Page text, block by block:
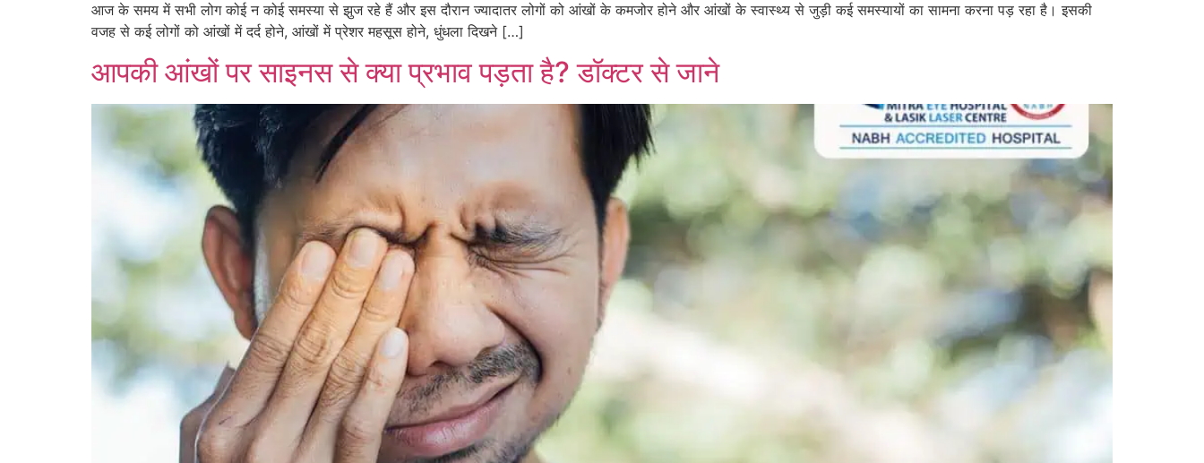
आज के समय में सभी लोग कोई न कोई समस्या से झुज रहे हैं और इस दौरान ज्यादातर लोगों को आंखों के कमजोर होने और आंखों के स्वास्थ्य से जुड़ी कई समस्यायों का सामना करना पड़ रहा है। इसकी
वजह से कई लोगों को आंखों में दर्द होने, आंखों में प्रेशर महसूस होने, धुंधला दिखने […]
आपकी आंखों पर साइनस से क्या प्रभाव पड़ता है? डॉक्टर से जाने